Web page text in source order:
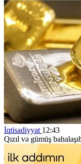
İqtisadiyyat 12:43
Qızıl və gümüş